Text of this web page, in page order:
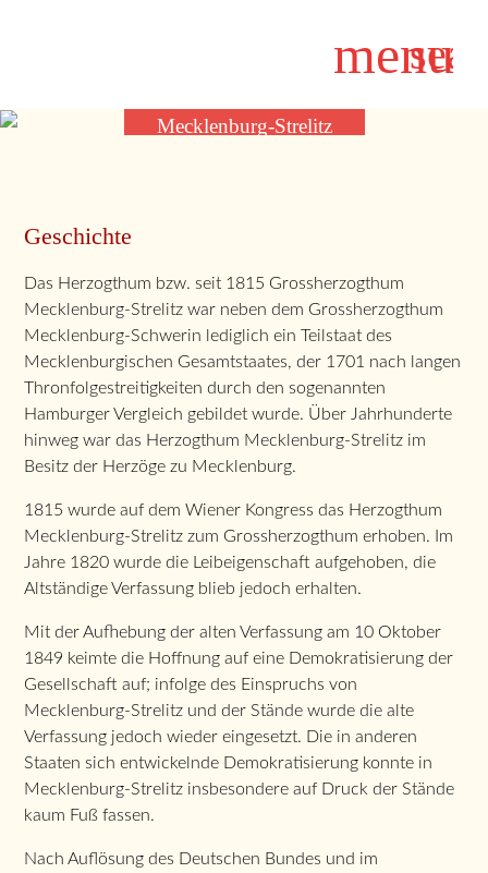
menu
Mecklenburg-Strelitz
Geschichte
Das Herzogthum bzw. seit 1815 Grossherzogthum
Mecklenburg-Strelitz war neben dem Grossherzogthum
Mecklenburg-Schwerin lediglich ein Teilstaat des
Mecklenburgischen Gesamtstaates, der 1701 nach langen
Thronfolgestreitigkeiten durch den sogenannten
Hamburger Vergleich gebildet wurde. Über Jahrhunderte
hinweg war das Herzogthum Mecklenburg-Strelitz im
Besitz der Herzöge zu Mecklenburg.
1815 wurde auf dem Wiener Kongress das Herzogthum
Mecklenburg-Strelitz zum Grossherzogthum erhoben. Im
Jahre 1820 wurde die Leibeigenschaft aufgehoben, die
Altständige Verfassung blieb jedoch erhalten.
Mit der Aufhebung der alten Verfassung am 10 Oktober
1849 keimte die Hoffnung auf eine Demokratisierung der
Gesellschaft auf; infolge des Einspruchs von
Mecklenburg-Strelitz und der Stände wurde die alte
Verfassung jedoch wieder eingesetzt. Die in anderen
Staaten sich entwickelnde Demokratisierung konnte in
Mecklenburg-Strelitz insbesondere auf Druck der Stände
kaum Fuß fassen.
Nach Auflösung des Deutschen Bundes und im